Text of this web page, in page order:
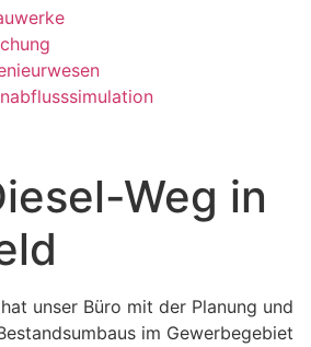
Weg in
unser Büro mit der Planung und
im Gewerbegebiet